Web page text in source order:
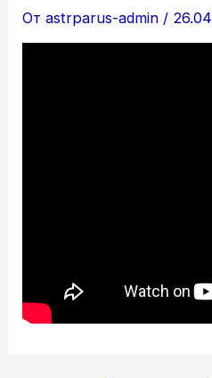
Отastrparus-admin /